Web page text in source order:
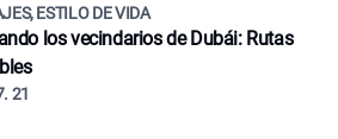
ESTILO DE VIDA
los vecindarios de Dubái: Rutas
21